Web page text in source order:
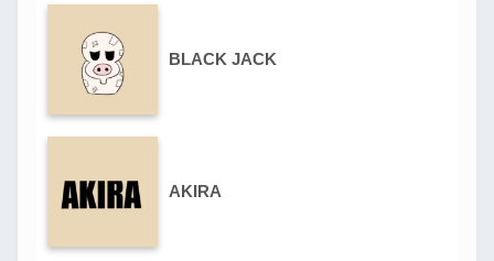
BLACK JACK
AKIRA